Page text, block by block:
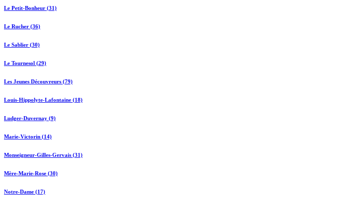
Le Petit-Bonheur (31)
Le Rucher (36)
Le Sablier (30)
Le Tournesol (29)
Les Jeunes Découvreurs (79)
Louis-Hippolyte-Lafontaine (18)
Ludger-Duvernay (9)
Marie-Victorin (14)
Monseigneur-Gilles-Gervais (31)
Mère-Marie-Rose (30)
Notre-Dame (17)